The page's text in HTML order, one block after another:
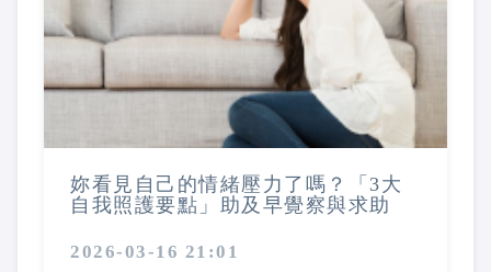
妳看見自己的情緒壓力了嗎？「3大
自我照護要點」助及早覺察與求助
2026-03-16 21:01